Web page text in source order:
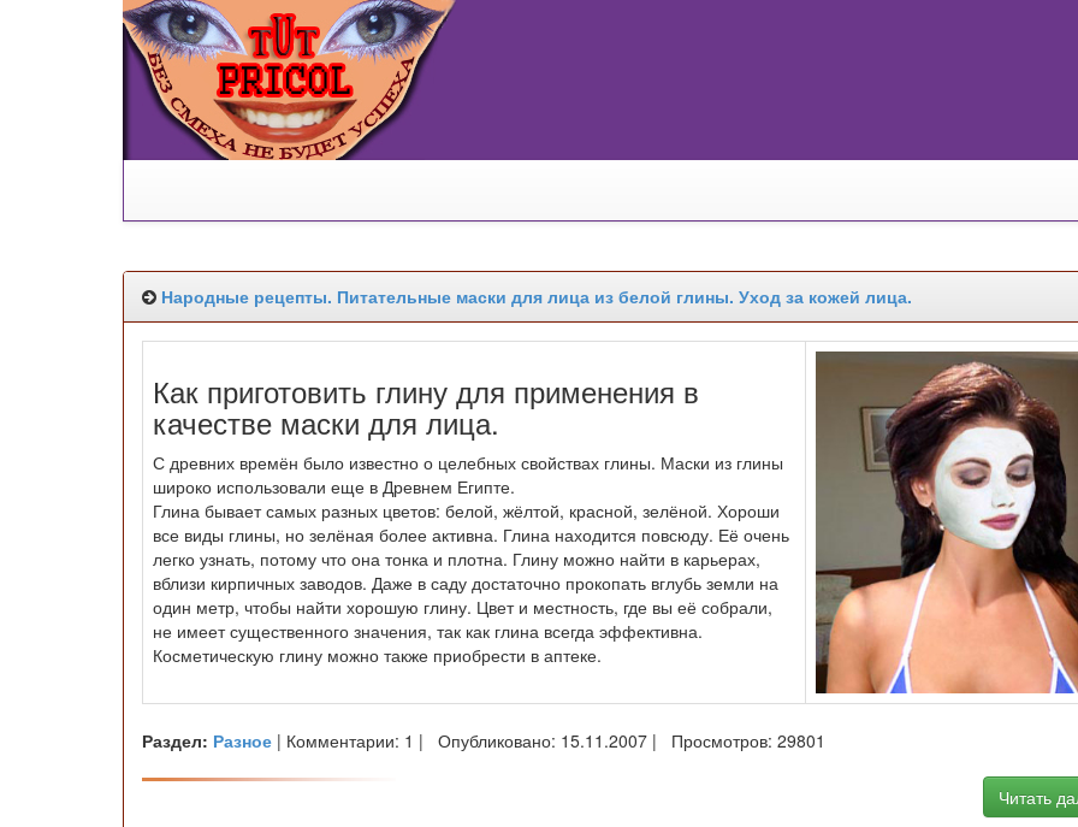
Народные рецепты. Питательные маски для лица из белой глины. Уход за кожей лица.
Как приготовить глину для применения в
качестве маски для лица.
С древних времён было известно о целебных свойствах глины. Маски из глины
широко использовали еще в Древнем Египте.
Глина бывает самых разных цветов: белой, жёлтой, красной, зелёной. Хороши
все виды глины, но зелёная более активна. Глина находится повсюду. Её очень
легко узнать, потому что она тонка и плотна. Глину можно найти в карьерах,
вблизи кирпичных заводов. Даже в саду достаточно прокопать вглубь земли на
один метр, чтобы найти хорошую глину. Цвет и местность, где вы её собрали,
не имеет существенного значения, так как глина всегда эффективна.
Косметическую глину можно также приобрести в аптеке.
Раздел: Разное | Комментарии: 1 | Опубликовано: 15.11.2007 | Просмотров: 29801
Читать